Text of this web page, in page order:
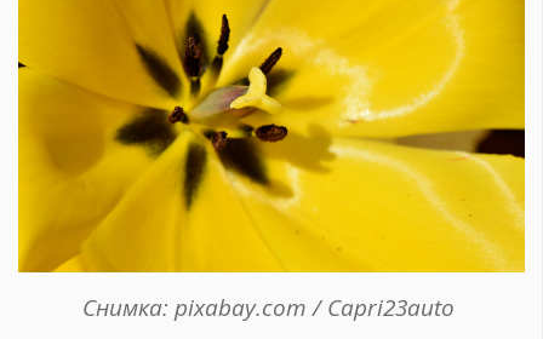
Снимка: pixabay.com / Capri23auto